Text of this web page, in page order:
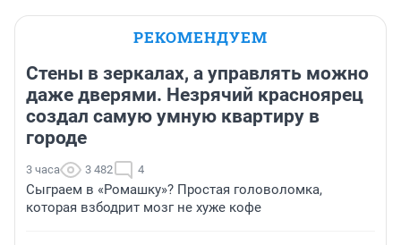
РЕКОМЕНДУЕМ
Стены в зеркалах, а управлять можно
даже дверями. Незрячий красноярец
создал самую умную квартиру в
городе
3 часа 3 482 4
Сыграем в «Ромашку»? Простая головоломка,
которая взбодрит мозг не хуже кофе